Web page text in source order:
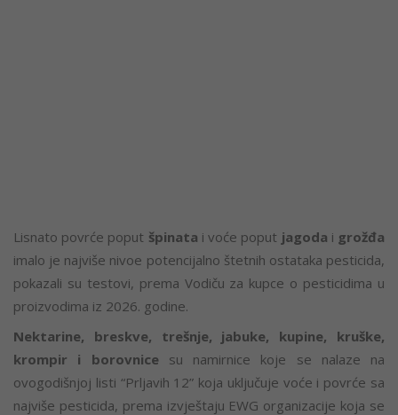
Lisnato povrće poput špinata i voće poput jagoda i grožđa
imalo je najviše nivoe potencijalno štetnih ostataka pesticida,
pokazali su testovi, prema Vodiču za kupce o pesticidima u
proizvodima iz 2026. godine.
Nektarine, breskve, trešnje, jabuke, kupine, kruške,
krompir i borovnicesu namirnice koje se nalaze na
ovogodišnjoj listi “Prljavih 12” koja uključuje voće i povrće sa
najviše pesticida, prema izvještaju EWG organizacije koja se